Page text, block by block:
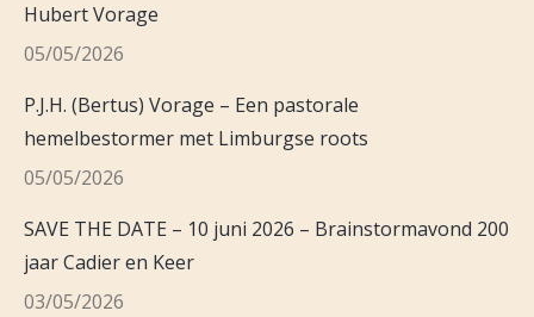
Hubert Vorage
05/05/2026
P.J.H. (Bertus) Vorage – Een pastorale
hemelbestormer met Limburgse roots
05/05/2026
SAVE THE DATE – 10 juni 2026 – Brainstormavond 200
jaar Cadier en Keer
03/05/2026